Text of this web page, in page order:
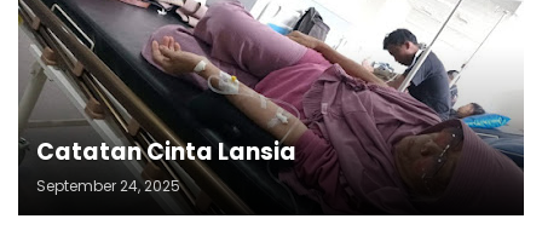
Catatan Cinta Lansia
September 24, 2025